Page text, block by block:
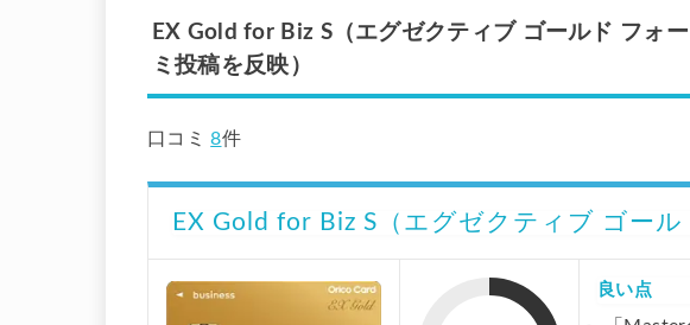
EX Gold for Biz S（エグゼクティブ ゴールド フォ
ミ投稿を反映）
口コミ8件
EX Gold for Biz S（エグゼクティブ ゴール
良い点